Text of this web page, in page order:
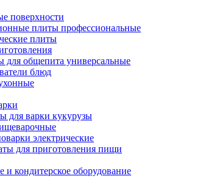
поверхности
плиты профессиональные
плиты
для общепита универсальные
блюд
для варки кукурузы
электрические
для приготовления пищи
и кондитерское оборудование